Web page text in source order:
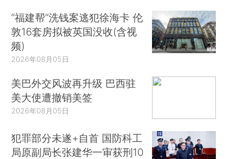
“福建帮”洗钱案逃犯徐海卡 伦
敦16套房拟被英国没收(含视
频)
2026年08月05日
美巴外交风波再升级 巴西驻
美大使遭撤销美签
2026年08月05日
犯罪部分未遂+自首 国防科工
局原副局长张建华一审获刑10